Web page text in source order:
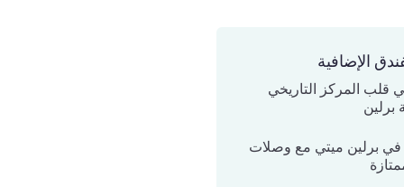
الإضافية
قلب المركز التاريخي
برلين
في برلين ميتي مع وصلات